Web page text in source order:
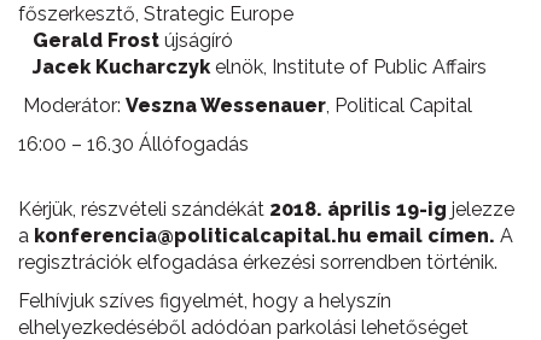
főszerkesztő, Strategic Europe
Gerald Frost újságíró
Jacek Kucharczyk elnök, Institute of Public Affairs
Moderátor: Veszna Wessenauer , Political Capital
16:00 – 16.30 Állófogadás
Kérjük, részvételi szándékát 2018. április 19-ig jelezze
a konferencia@politicalcapital.hu email címen. A
regisztrációk elfogadása érkezési sorrendben történik.
Felhívjuk szíves figyelmét, hogy a helyszín
elhelyezkedéséből adódóan parkolási lehetőséget